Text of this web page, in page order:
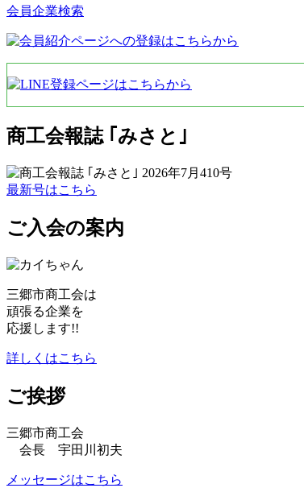
会員企業検索
商工会報誌 ｢みさと｣
最新号はこちら
ご入会の案内
三郷市商工会は
頑張る企業を
応援します!!
詳しくはこちら
ご挨拶
三郷市商工会
会長 宇田川初夫
メッセージはこちら